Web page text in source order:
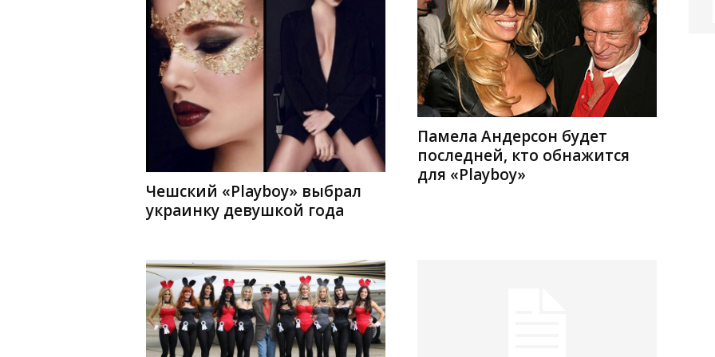
Чешский «Playboy» выбрал
украинку девушкой года
Памела Андерсон будет
последней, кто обнажится
для «Playboy»